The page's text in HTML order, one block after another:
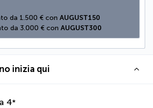
da 1.500 € con AUGUST150
da 3.000 € con AUGUST300
inizia qui
4*